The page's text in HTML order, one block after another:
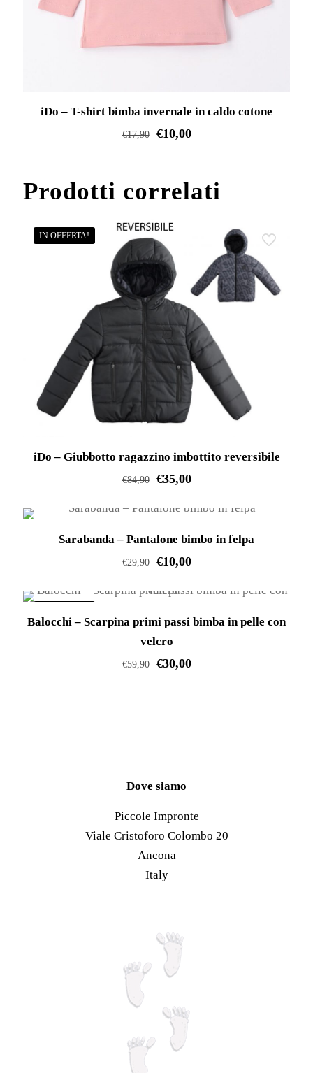
iDo – T-shirt bimba invernale in caldo cotone
€17,90 €10,00
ha
Le
opzioni
possono
essere
scelte
nella
pagina
del
prodotto
Prodotti correlati
IN OFFERTA!
iDo – Giubbotto ragazzino imbottito reversibile
€84,90 €35,00
ha
più
opzioni
possono
essere
Sarabanda – Pantalone bimbo in felpa
€29,90 €10,00
ha
più
varianti.
nella
del
prodotto
Balocchi – Scarpina primi passi bimba in pelle con
velcro
€59,90 €30,00
Le
possono
essere
scelte
nella
prodotto
Dove siamo
Piccole Impronte
Viale Cristoforo Colombo 20
Ancona
Italy